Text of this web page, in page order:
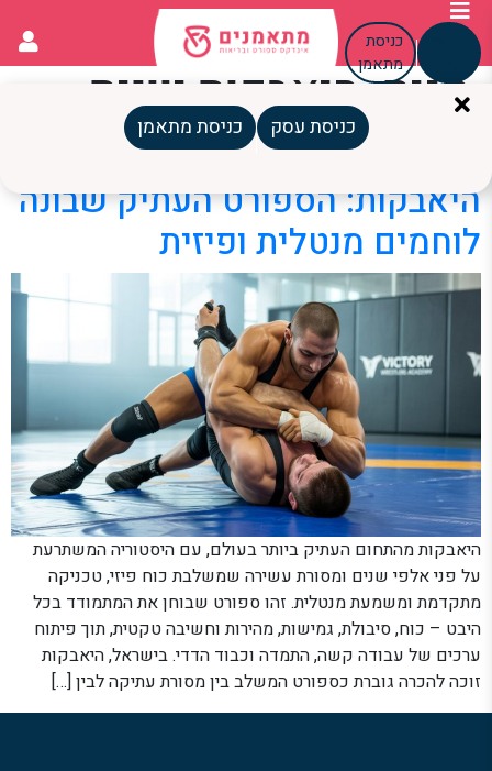
כניסת
מתאמן
כניסת עסק כניסת מתאמן
תגית:היאבקות יוונית
רומית
היאבקות: הספורט העתיק שבונה
לוחמים מנטלית ופיזית
היאבקות מהתחום העתיק ביותר בעולם, עם היסטוריה המשתרעת
על פני אלפי שנים ומסורת עשירה שמשלבת כוח פיזי, טכניקה
מתקדמת ומשמעת מנטלית. זהו ספורט שבוחן את המתמודד בכל
היבט – כוח, סיבולת, גמישות, מהירות וחשיבה טקטית, תוך פיתוח
ערכים של עבודה קשה, התמדה וכבוד הדדי. בישראל, היאבקות
זוכה להכרה גוברת כספורט המשלב בין מסורת עתיקה לבין […]